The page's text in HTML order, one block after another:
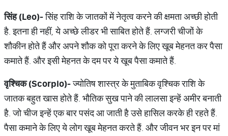
सिंह(Leo)-सिंह राशि के जातकों में नेतृत्व करने की क्षमता अच्छी होती
है. इतना ही नहीं, ये अच्छे लीडर भी साबित होते हैं. लग्जरी चीजों के
शौकीन होते हैं और अपने शौक को पूरा करने के लिए खूब मेहनत कर पैसा
कमाते हैं. और इसी मेहनत के दम पर ये खूब पैसा कमाते हैं.
वृश्चिक(Scorpio)-ज्योतिष शास्त्र के मुताबिक वृश्चिक राशि के
जातक बहुत खास होते हैं. भौतिक सुख पाने की लालसा इन्हें अमीर बनाती
है. जो चीज इन्हें एक बार पसंद आ जाती है उसे हासिल करके ही रहते हैं.
पैसा कमाने के लिए ये लोग खूब मेहनत करते हैं. और जीवन भर इन पर मां